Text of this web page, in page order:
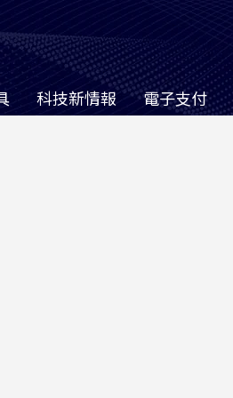
科技新情報 電子支付